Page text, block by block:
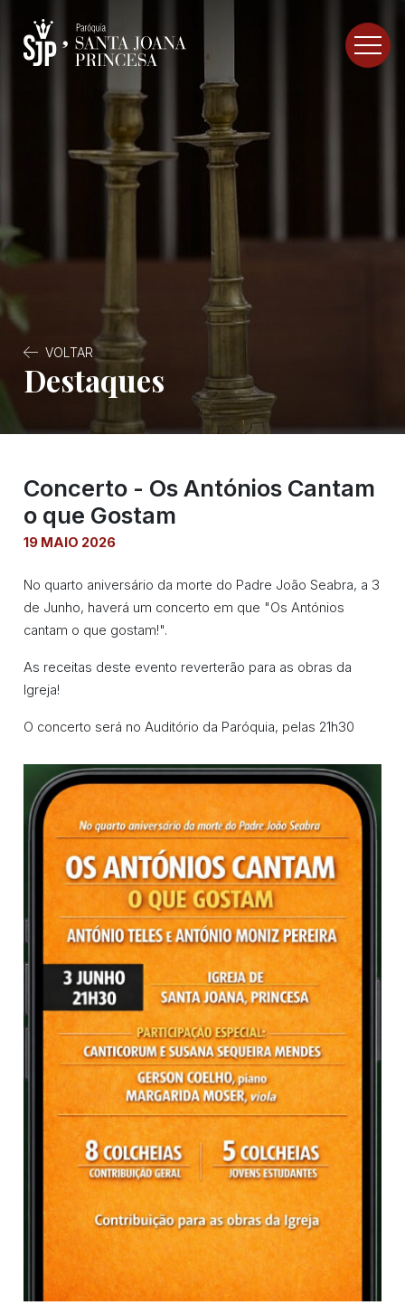
VOLTAR
Destaques
Concerto - Os Antónios Cantam
o que Gostam
19 MAIO 2026
No quarto aniversário da morte do Padre João Seabra, a 3
de Junho, haverá um concerto em que "Os Antónios
cantam o que gostam!".
As receitas deste evento reverterão para as obras da
Igreja!
O concerto será no Auditório da Paróquia, pelas 21h30